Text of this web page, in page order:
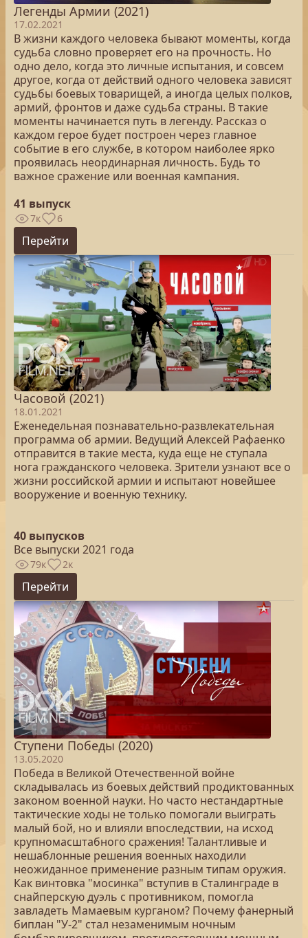
Легенды Армии (2021)
17.02.2021
В жизни каждого человека бывают моменты, когда
судьба словно проверяет его на прочность. Но
одно дело, когда это личные испытания, и совсем
другое, когда от действий одного человека зависят
судьбы боевых товарищей, а иногда целых полков,
армий, фронтов и даже судьба страны. В такие
моменты начинается путь в легенду. Рассказ о
каждом герое будет построен через главное
событие в его службе, в котором наиболее ярко
проявилась неординарная личность. Будь то
важное сражение или военная кампания.
41 выпуск
7к 6
Перейти
Часовой (2021)
18.01.2021
Еженедельная познавательно-развлекательная
программа об армии. Ведущий Алексей Рафаенко
отправится в такие места, куда еще не ступала
нога гражданского человека. Зрители узнают все о
жизни российской армии и испытают новейшее
вооружение и военную технику.
40 выпусков
Все выпуски 2021 года
79к 2к
Перейти
Ступени Победы (2020)
13.05.2020
Победа в Великой Отечественной войне
складывалась из боевых действий продиктованных
законом военной науки. Но часто нестандартные
тактические ходы не только помогали выиграть
малый бой, но и влияли впоследствии, на исход
крупномасштабного сражения! Талантливые и
нешаблонные решения военных находили
неожиданное применение разным типам оружия.
Как винтовка "мосинка" вступив в Сталинграде в
снайперскую дуэль с противником, помогла
завладеть Мамаевым курганом? Почему фанерный
биплан "У-2" стал незаменимым ночным